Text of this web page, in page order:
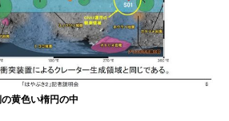
黄色い楕円の中